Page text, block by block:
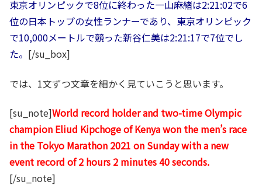
東京オリンピックで8位に終わった一山麻緒は2:21:02で6
位の日本トップの女性ランナーであり、東京オリンピック
で10,000メートルで競った新谷仁美は2:21:17で7位でし
た。 [/su_box]
では、1文ずつ文章を細かく見ていこうと思います。
[su_note]World record holder and two-time Olympic
champion Eliud Kipchoge of Kenya won the men’s race
in the Tokyo Marathon 2021 on Sunday with a new
event record of 2 hours 2 minutes 40 seconds.
[/su_note]